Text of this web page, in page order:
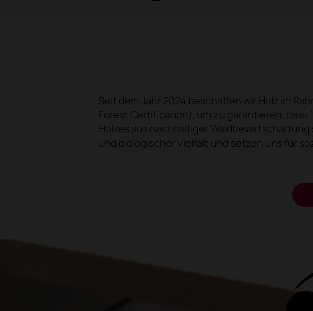
Seit dem Jahr 2024 beschaffen wir Holz im
Forest Certification), um zu garantieren,
Holzes aus nachhaltiger
und biologischer Vielfalt und setzen uns für